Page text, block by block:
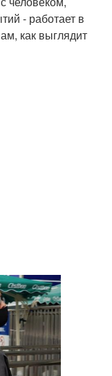
- работает в
как выглядит